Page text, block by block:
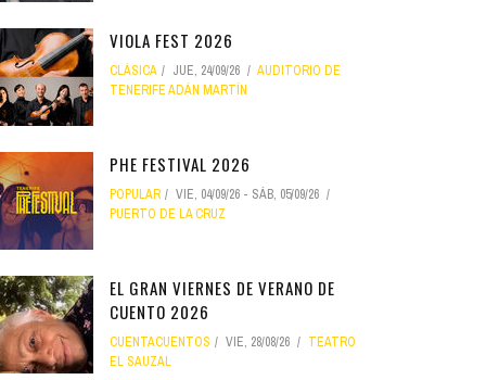
VIOLA FEST 2026
CLÁSICA JUE, 24/09/26
AUDITORIO DE
TENERIFE ADÁN MARTÍN
PHE FESTIVAL 2026
POPULAR VIE, 04/09/26 - SÁB, 05/09/26
PUERTO DE LA CRUZ
EL GRAN VIERNES DE VERANO DE
CUENTO 2026
CUENTACUENTOS VIE, 28/08/26
TEATRO
EL SAUZAL